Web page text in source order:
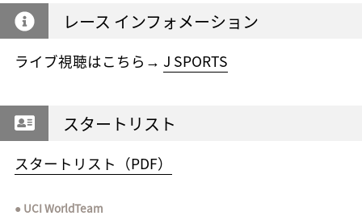
レース インフォメーション
ライブ視聴はこちら→ J SPORTS
スタートリスト
スタートリスト（PDF）
UCI WorldTeam